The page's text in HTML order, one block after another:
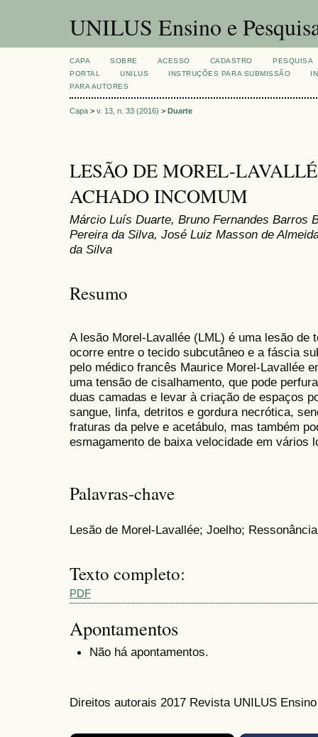
UNILUS Ensino e
CAPA SOBRE ACESSO CADASTRO
PESQUISA
PORTAL
UNILUS INSTRUÇÕES PARA SUBMISSÃO
PARA AUTORES
Capa > v. 13, n. 33 (2016) > Duarte
LESÃO DE MOREL-
ACHADO INCOMUM
Márcio Luís Duarte, Bruno Fernandes Barros
Pereira da Silva, José Luiz Masson de
da Silva
Resumo
A lesão Morel-Lavallée (LML) é uma lesão de
ocorre entre o tecido subcutâneo e a fáscia
pelo médico francês Maurice Morel-Lavallée
uma tensão de cisalhamento, que pode
duas camadas e levar à criação de espaços
sangue, linfa, detritos e gordura necrótica,
fraturas da pelve e acetábulo, mas também
esmagamento de baixa velocidade em vários
Palavras-chave
Lesão de Morel-Lavallée; Joelho;
Texto completo:
PDF
Apontamentos
Não há apontamentos.
Direitos autorais 2017 Revista UNILUS